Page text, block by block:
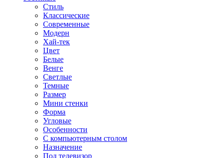
Стиль
Классические
Современные
Модерн
Хай-тек
Цвет
Белые
Венге
Светлые
Темные
Размер
Мини стенки
Форма
Угловые
Особенности
С компьютерным столом
Назначение
Под телевизор